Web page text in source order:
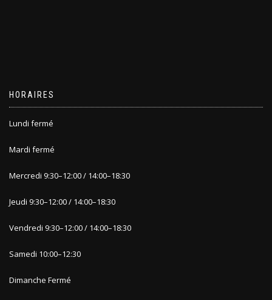
HORAIRES
Lundi fermé
Mardi fermé
Mercredi 9:30–12:00 / 14:00–18:30
Jeudi 9:30–12:00 / 14:00–18:30
Vendredi 9:30–12:00 / 14:00–18:30
Samedi 10:00–12:30
Dimanche Fermé